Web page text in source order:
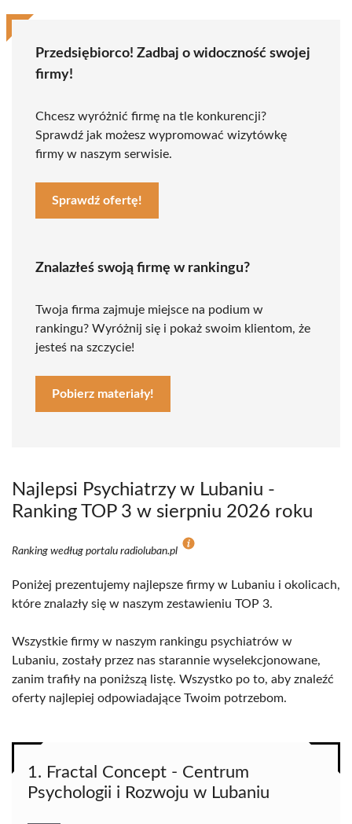
Przedsiębiorco! Zadbaj o widoczność swojej
firmy!
Chcesz wyróżnić firmę na tle konkurencji?
Sprawdź jak możesz wypromować wizytówkę
firmy w naszym serwisie.
Sprawdź ofertę!
Znalazłeś swoją firmę w rankingu?
Twoja firma zajmuje miejsce na podium w
rankingu? Wyróżnij się i pokaż swoim klientom, że
jesteś na szczycie!
Pobierz materiały!
Najlepsi Psychiatrzy w Lubaniu -
Ranking TOP 3 w sierpniu 2026 roku
Ranking według portalu radioluban.pl
Poniżej prezentujemy najlepsze firmy w Lubaniu i okolicach,
które znalazły się w naszym zestawieniu TOP 3.
Wszystkie firmy w naszym rankingu psychiatrów w
Lubaniu, zostały przez nas starannie wyselekcjonowane,
zanim trafiły na poniższą listę. Wszystko po to, aby znaleźć
oferty najlepiej odpowiadające Twoim potrzebom.
1. Fractal Concept - Centrum
Psychologii i Rozwoju w Lubaniu